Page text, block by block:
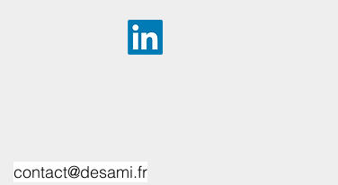
contact@desami.fr